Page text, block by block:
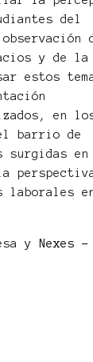
del
y de la
estos
en
barrio de
surgidas en
laborales
y
Nexes -